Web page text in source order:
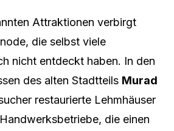
Attraktionen verbirgt
die selbst viele
nicht entdeckt haben. In den
des alten Stadtteils Murad
restaurierte Lehmhäuser
die einen